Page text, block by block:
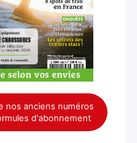
nos anciens numéros
d'abonnement